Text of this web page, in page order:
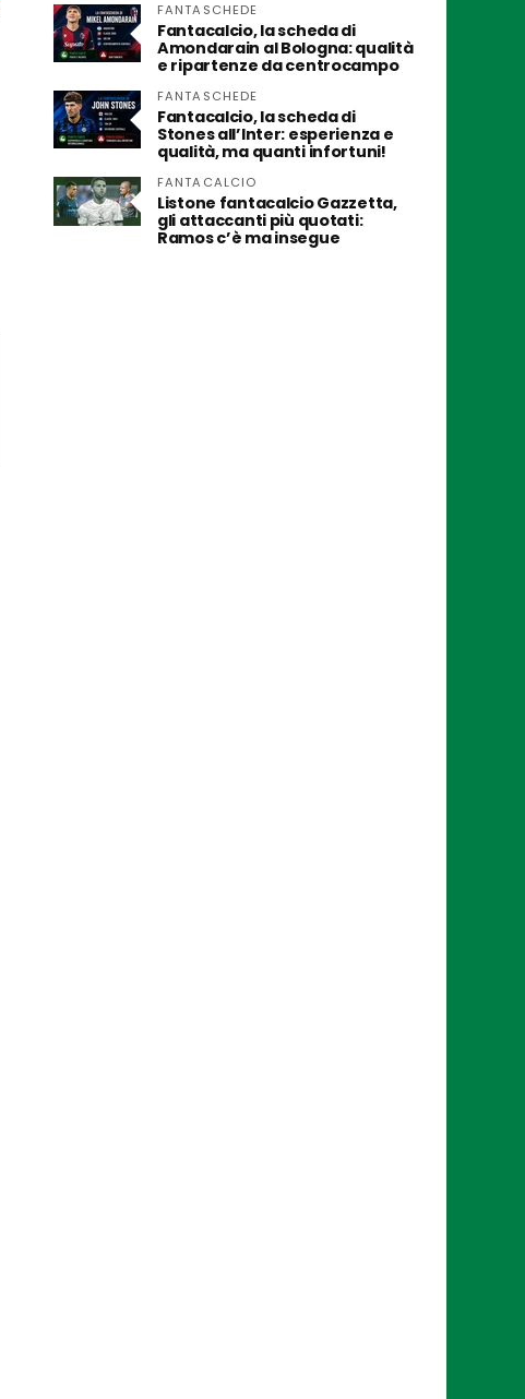
FANTASCHEDE
Fantacalcio, la scheda di
Amondarain al Bologna: qualità
e ripartenze da centrocampo
FANTASCHEDE
Fantacalcio, la scheda di
Stones all’Inter: esperienza e
qualità, ma quanti infortuni!
FANTACALCIO
Listone fantacalcio Gazzetta,
gli attaccanti più quotati:
Ramos c’è ma insegue